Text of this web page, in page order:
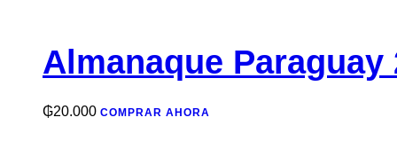
Almanaque Paraguay
₲20.000 COMPRAR AHORA